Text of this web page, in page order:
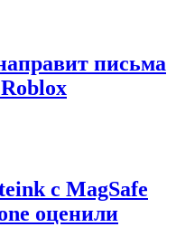
письма
с MagSafe
оценили